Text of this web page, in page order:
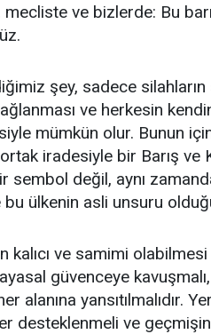
ve bizlerde: Bu
şey, sadece
ve herkesin
mümkün olur. Bunun
iradesiyle bir Barış ve
sembol değil, aynı
ülkenin asli unsuru
kalıcı ve samimi
güvenceye
alanına yansıtılmalıdır.
desteklenmeli ve geçmişin